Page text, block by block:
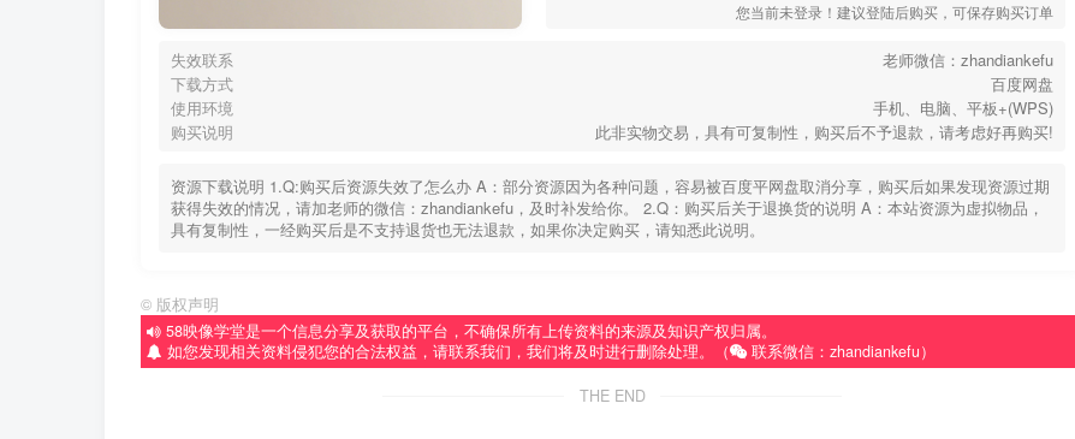
您当前未登录！建议登陆后购买，可保存购买订单
失效联系
老师微信：zhandiankefu
下载方式
百度网盘
使用环境
手机、电脑、平板+(WPS)
购买说明
此非实物交易，具有可复制性，购买后不予退款，请考虑好再购买!
资源下载说明 1.Q:购买后资源失效了怎么办 A：部分资源因为各种问题，容易被百度平网盘取消分享，购买后如果发现资源过期
获得失效的情况，请加老师的微信：zhandiankefu，及时补发给你。 2.Q：购买后关于退换货的说明 A：本站资源为虚拟物品，
具有复制性，一经购买后是不支持退货也无法退款，如果你决定购买，请知悉此说明。
© 版权声明
58映像学堂是一个信息分享及获取的平台，不确保所有上传资料的来源及知识产权归属。
如您发现相关资料侵犯您的合法权益，请联系我们，我们将及时进行删除处理。（
联系微信：zhandiankefu）
THE END